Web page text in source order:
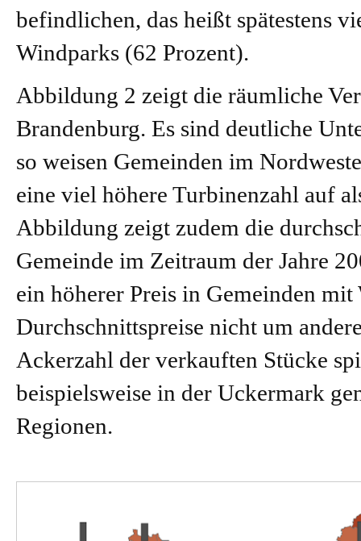
befindlichen, das heißt spätestens
Windparks (62 Prozent).
Abbildung 2 zeigt die räumliche
Brandenburg. Es sind deutliche
so weisen Gemeinden im
eine viel höhere Turbinenzahl auf
Abbildung zeigt zudem die
Gemeinde im Zeitraum der Jahre
ein höherer Preis in Gemeinden
Durchschnittspreise nicht um
Ackerzahl der verkauften Stücke
beispielsweise in der Uckermark
Regionen.